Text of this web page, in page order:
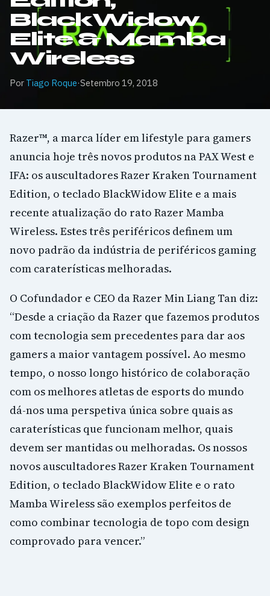
BlackWidow
Elite & Mamba
Wireless
Por Tiago Roque·Setembro 19, 2018
Razer™, a marca líder em lifestyle para gamers
anuncia hoje três novos produtos na PAX West e
IFA: os auscultadores Razer Kraken Tournament
Edition, o teclado BlackWidow Elite e a mais
recente atualização do rato Razer Mamba
Wireless. Estes três periféricos definem um
novo padrão da indústria de periféricos gaming
com caraterísticas melhoradas.
O Cofundador e CEO da Razer Min Liang Tan diz:
“Desde a criação da Razer que fazemos produtos
com tecnologia sem precedentes para dar aos
gamers a maior vantagem possível. Ao mesmo
tempo, o nosso longo histórico de colaboração
com os melhores atletas de esports do mundo
dá-nos uma perspetiva única sobre quais as
caraterísticas que funcionam melhor, quais
devem ser mantidas ou melhoradas. Os nossos
novos auscultadores Razer Kraken Tournament
Edition, o teclado BlackWidow Elite e o rato
Mamba Wireless são exemplos perfeitos de
como combinar tecnologia de topo com design
comprovado para vencer.”